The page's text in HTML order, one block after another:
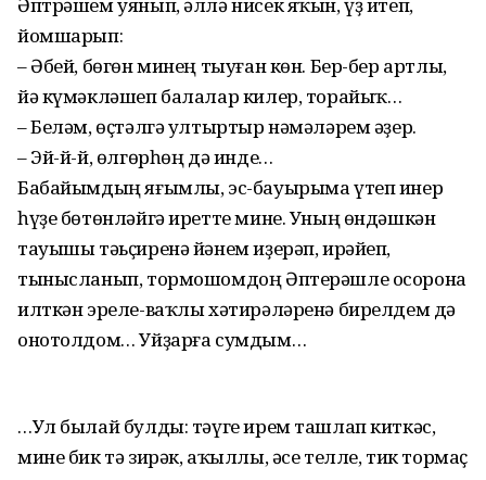
йомшарып:
– Әбей, бөгөн минең тыуған көн. Бер-бер артлы,
йә күмәкләшеп балалар килер, торайыҡ…
– Беләм, өҫтәлгә ултыртыр нәмәләрем әҙер.
– Эй-й-й, өлгөрһөң дә инде…
Бабайымдың яғымлы, эс-бауырыма үтеп инер
һүҙе бөтөнләйгә иретте мине. Уның өндәшкән
тауышы тәьҫиренә йәнем иҙерәп, ирәйеп,
тынысланып, тормошомдоң Әптерәшле осорона
илткән эреле-ваҡлы хәтирәләренә бирелдем дә
онотолдом… Уйҙарға сумдым…
…Ул былай булды: тәүге ирем ташлап киткәс,
мине бик тә зирәк, аҡыллы, әсе телле, тик тормаҫ